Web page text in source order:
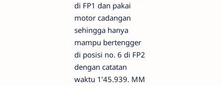
di FP1 dan pakai
motor cadangan
sehingga hanya
mampu bertengger
di posisi no. 6 di FP2
dengan catatan
waktu 1’45.939. MM